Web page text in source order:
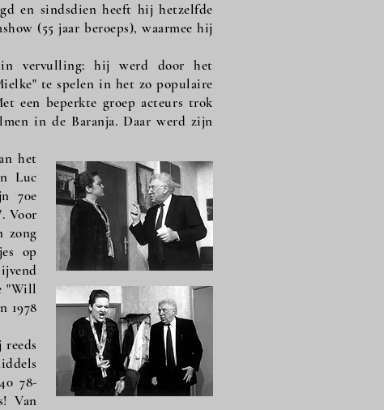
en sindsdien heeft hij hetzelfde
(55 jaar beroeps), waarmee hij
in vervulling: hij werd door het
te spelen in het zo populaire
een beperkte groep acteurs trok
in de Baranja. Daar werd zijn
het
Luc
70e
Voor
zong
op
"Will
1978
78-
Van